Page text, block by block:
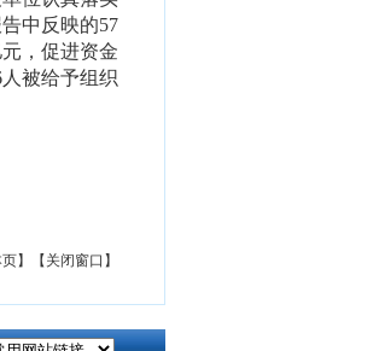
中反映的57
，促进资金
人被给予组织
】 【关闭窗口】